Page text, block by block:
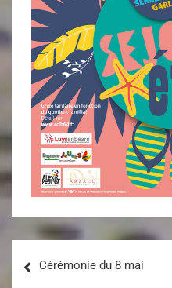
Cérémonie du 8 mai